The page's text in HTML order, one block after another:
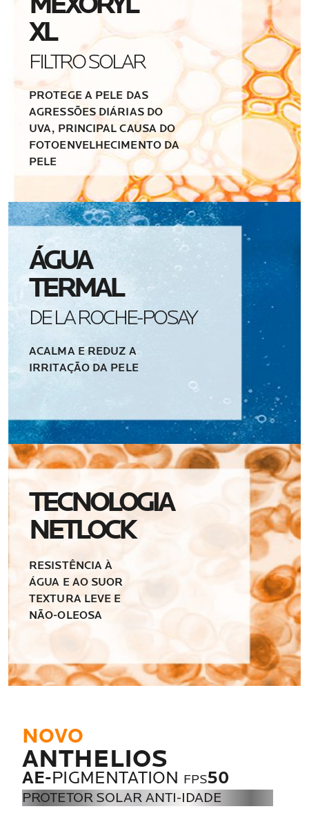
XL
FILTRO SOLAR
PROTEGE A PELE DAS
AGRESSÕES DIÁRIAS DO
UVA, PRINCIPAL CAUSA DO
FOTOENVELHECIMENTO DA
PELE
ÁGUA
TERMAL
DE LA ROCHE-POSAY
ACALMA E REDUZ A
IRRITAÇÃO DA PELE
TECNOLOGIA
NETLOCK
RESISTÊNCIA À
ÁGUA E AO SUOR
TEXTURA LEVE E
NÃO-OLEOSA
NOVO
ANTHELIOS
AE-PIGMENTATION FPS50
PROTETOR SOLAR ANTI-IDADE